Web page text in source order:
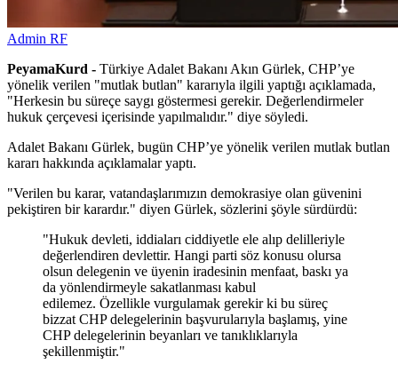
Admin RF
PeyamaKurd - Türkiye Adalet Bakanı Akın Gürlek, CHP’ye
yönelik verilen "mutlak butlan" kararıyla ilgili yaptığı açıklamada,
"Herkesin bu süreçe saygı göstermesi gerekir. Değerlendirmeler
hukuk çerçevesi içerisinde yapılmalıdır." diye söyledi.
Adalet Bakanı Gürlek, bugün CHP’ye yönelik verilen mutlak butlan
kararı hakkında açıklamalar yaptı.
"Verilen bu karar, vatandaşlarımızın demokrasiye olan güvenini
pekiştiren bir karardır." diyen Gürlek, sözlerini şöyle sürdürdü:
"Hukuk devleti, iddiaları ciddiyetle ele alıp delilleriyle
değerlendiren devlettir. Hangi parti söz konusu olursa
olsun delegenin ve üyenin iradesinin menfaat, baskı ya
da yönlendirmeyle sakatlanması kabul
edilemez. Özellikle vurgulamak gerekir ki bu süreç
bizzat CHP delegelerinin başvurularıyla başlamış, yine
CHP delegelerinin beyanları ve tanıklıklarıyla
şekillenmiştir."